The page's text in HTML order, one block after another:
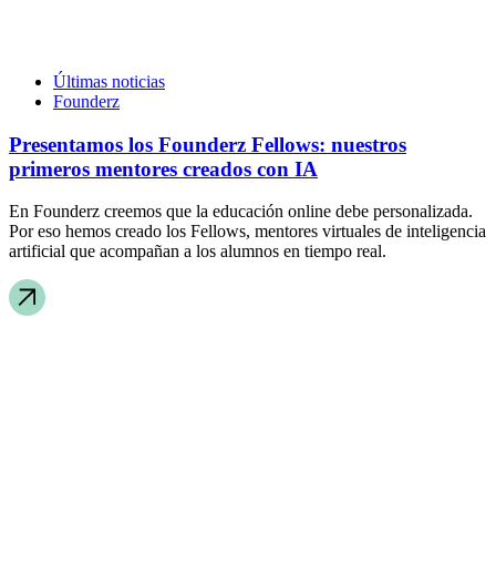
Últimas noticias
Founderz
Presentamos los Founderz Fellows: nuestros
primeros mentores creados con IA
En Founderz creemos que la educación online debe personalizada.
Por eso hemos creado los Fellows, mentores virtuales de inteligencia
artificial que acompañan a los alumnos en tiempo real.